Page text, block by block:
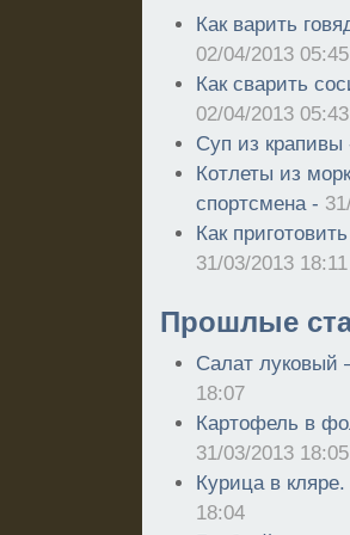
Как варить
02/04/2013 05:45
Как сварить
02/04/2013 05:43
Суп из
Котлеты из
спортсмена -
Как
31/03/2013 18:11
Прошлые
Салат луковый
18:07
Картофель в
31/03/2013 18:05
Курица в
18:04